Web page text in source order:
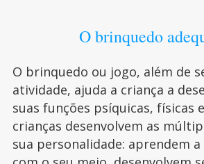
O brinquedo
O brinquedo ou jogo, além de
atividade, ajuda a criança a
suas funções psíquicas, físicas
crianças desenvolvem as
sua personalidade: aprendem